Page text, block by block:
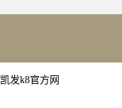
凯发k8官方网